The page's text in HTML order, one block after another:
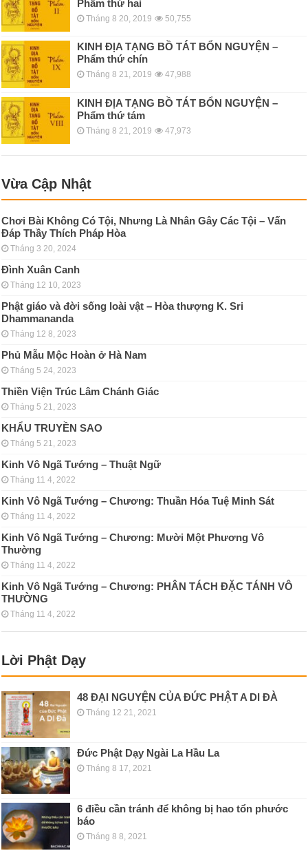
Phẩm thứ hai
Tháng 8 20, 2019 50,755
KINH ÐỊA TẠNG BỒ TÁT BỔN NGUYỆN –
Phẩm thứ chín
Tháng 8 21, 2019 47,988
KINH ÐỊA TẠNG BỒ TÁT BỔN NGUYỆN –
Phẩm thứ tám
Tháng 8 21, 2019 47,973
Vừa Cập Nhật
Chơi Bài Không Có Tội, Nhưng Là Nhân Gây Các Tội – Vấn
Đáp Thầy Thích Pháp Hòa
Tháng 3 20, 2024
Đình Xuân Canh
Tháng 12 10, 2023
Phật giáo và đời sống loài vật – Hòa thượng K. Sri
Dhammananda
Tháng 12 8, 2023
Phủ Mẫu Mộc Hoàn ở Hà Nam
Tháng 5 24, 2023
Thiền Viện Trúc Lâm Chánh Giác
Tháng 5 21, 2023
KHẨU TRUYỀN SAO
Tháng 5 21, 2023
Kinh Vô Ngã Tướng – Thuật Ngữ
Tháng 11 4, 2022
Kinh Vô Ngã Tướng – Chương: Thuần Hóa Tuệ Minh Sát
Tháng 11 4, 2022
Kinh Vô Ngã Tướng – Chương: Mười Một Phương Vô
Thường
Tháng 11 4, 2022
Kinh Vô Ngã Tướng – Chương: PHÂN TÁCH ÐẶC TÁNH VÔ
THƯỜNG
Tháng 11 4, 2022
Lời Phật Dạy
48 ĐẠI NGUYỆN CỦA ĐỨC PHẬT A DI ĐÀ
Tháng 12 21, 2021
Đức Phật Dạy Ngài La Hầu La
Tháng 8 17, 2021
6 điều cần tránh để không bị hao tổn phước
báo
Tháng 8 8, 2021